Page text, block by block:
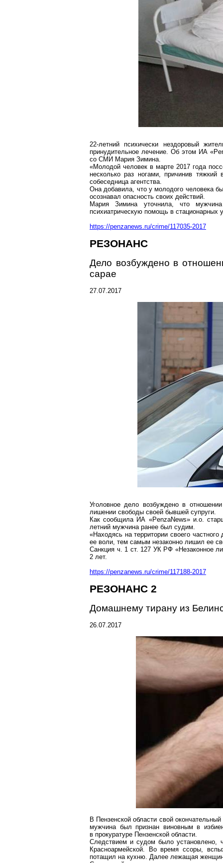
22-летний психически нездоровый
принудительное лечение. Об этом ИА «
со СМИ Мария Зимина.
«Молодой человек в марте 2017 года
несколько раз ногами, причинив
собеседница агентства.
Она добавила, что у молодого человека
осознавал опасность своих действий.
Мария Зимина уточнила, что мужчина
психиатрическую помощь в стационарных
https://penzanews.ru/crime/117035-2017
РЕЗОНАНС
Дело возбуждено в
сарае
27.07.2017
Уголовное дело возбуждено в
лишении свободы своей бывшей супруги.
Как сообщила ИА «PenzaNews» и.о.
летний мужчина ранее был судим.
«Находясь на территории своего
ее воли, тем самым незаконно лишил ее
Санкция ч. 1 ст. 127 УК РФ «Незаконное
2 лет.
https://penzanews.ru/crime/117188-2017
РЕЗОНАНС 2
Домашнему тирану из
26.07.2017
В Пензенской области свой
мужчина был признан виновным в
в прокуратуре Пензенской области.
Следствием и судом было установлено,
Красноармейской. Во время ссоры,
потащил на кухню. Далее лежащая